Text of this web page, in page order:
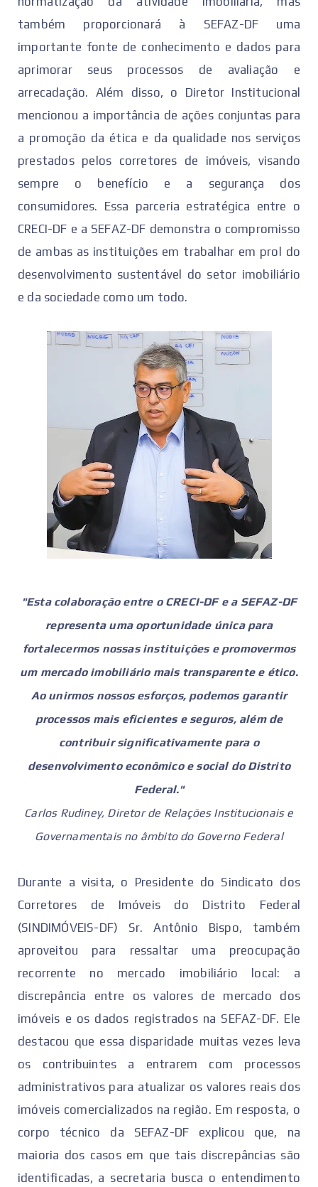
também proporcionará à SEFAZ-DF uma
importante fonte de conhecimento e dados para
aprimorar seus processos de avaliação e
arrecadação. Além disso, o Diretor Institucional
mencionou a importância de ações conjuntas para
a promoção da ética e da qualidade nos serviços
prestados pelos corretores de imóveis, visando
sempre o benefício e a segurança dos
consumidores. Essa parceria estratégica entre o
CRECI-DF e a SEFAZ-DF demonstra o compromisso
de ambas as instituições em trabalhar em prol do
desenvolvimento sustentável do setor imobiliário
e da sociedade como um todo.
"Esta colaboração entre o CRECI-DF e a SEFAZ-DF
representa uma oportunidade única para
fortalecermos nossas instituições e promovermos
um mercado imobiliário mais transparente e ético.
Ao unirmos nossos esforços, podemos garantir
processos mais eficientes e seguros, além de
contribuir significativamente para o
desenvolvimento econômico e social do Distrito
Federal."
Carlos Rudiney, Diretor de Relações Institucionais e
Governamentais no âmbito do Governo Federal
Durante a visita, o Presidente do Sindicato dos
Corretores de Imóveis do Distrito Federal
(SINDIMÓVEIS-DF) Sr. Antônio Bispo, também
aproveitou para ressaltar uma preocupação
recorrente no mercado imobiliário local: a
discrepância entre os valores de mercado dos
imóveis e os dados registrados na SEFAZ-DF. Ele
destacou que essa disparidade muitas vezes leva
os contribuintes a entrarem com processos
administrativos para atualizar os valores reais dos
imóveis comercializados na região. Em resposta, o
corpo técnico da SEFAZ-DF explicou que, na
maioria dos casos em que tais discrepâncias são
identificadas, a secretaria busca o entendimento